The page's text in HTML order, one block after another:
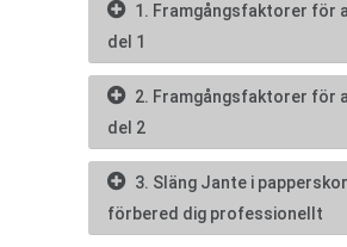
1. Framgångsfaktorer för
del 1
2. Framgångsfaktorer för
del 2
3. Släng Jante i
förbered dig professionellt